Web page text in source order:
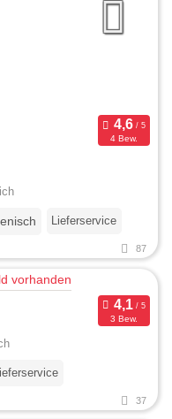
4 Bew.
Lieferservice
87
3 Bew.
Lieferservice
37